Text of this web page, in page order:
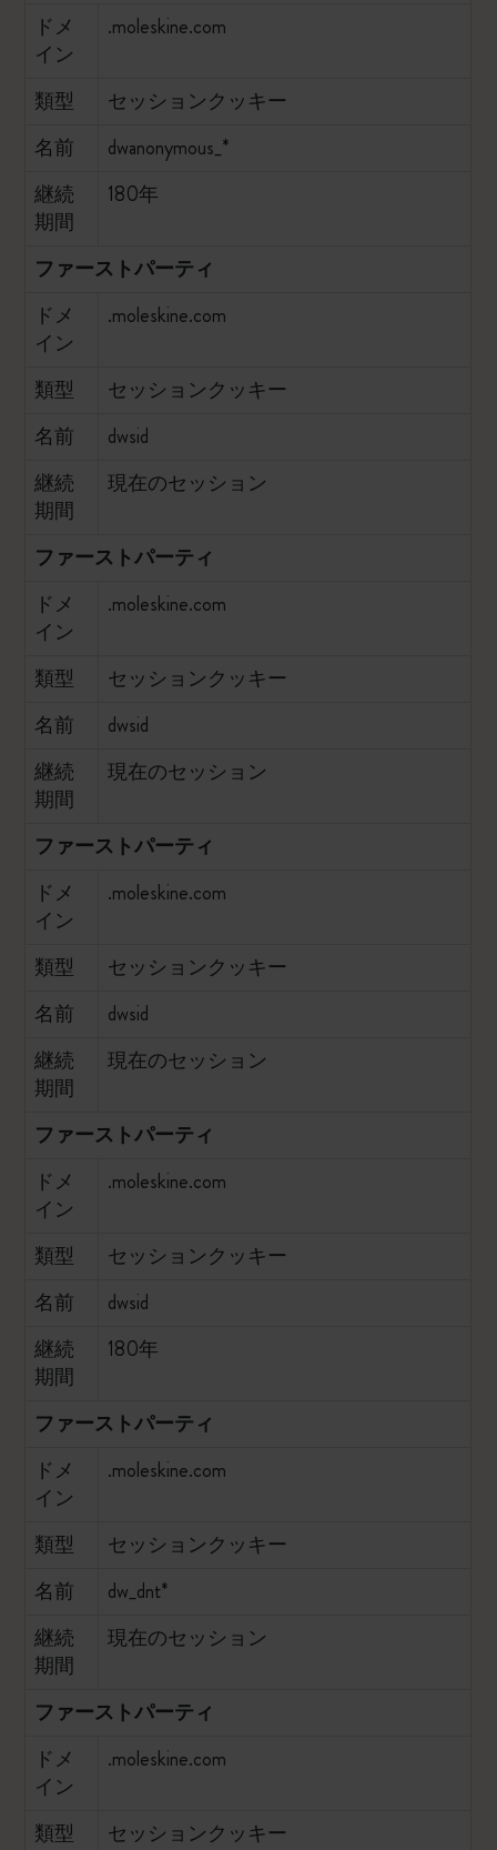
ドメ
イン
.moleskine.com
類型
セッションクッキー
名前
dwanonymous_*
継続
期間
180年
ファーストパーティ
ドメ
イン
.moleskine.com
類型
セッションクッキー
名前
dwsid
継続
期間
現在のセッション
ファーストパーティ
ドメ
イン
.moleskine.com
類型
セッションクッキー
名前
dwsid
継続
期間
現在のセッション
ファーストパーティ
ドメ
イン
.moleskine.com
類型
セッションクッキー
名前
dwsid
継続
期間
現在のセッション
ファーストパーティ
ドメ
イン
.moleskine.com
類型
セッションクッキー
名前
dwsid
継続
期間
180年
ファーストパーティ
ドメ
イン
.moleskine.com
類型
セッションクッキー
名前
dw_dnt*
継続
期間
現在のセッション
ファーストパーティ
ドメ
イン
.moleskine.com
類型
セッションクッキー